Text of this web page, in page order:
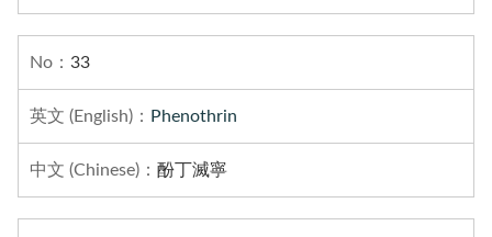
33
Phenothrin
酚丁滅寧